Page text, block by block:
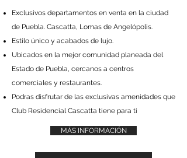
Exclusivos departamentos en venta en la ciudad
de Puebla. Cascatta, Lomas de Angelópolis.
Estilo único y acabados de lujo.
Ubicados en la mejor comunidad planeada del
Estado de Puebla, cercanos a centros
comerciales y restaurantes.
Podras disfrutar de las exclusivas amenidades que
Club Residencial Cascatta tiene para ti
MÁS INFORMACIÓN